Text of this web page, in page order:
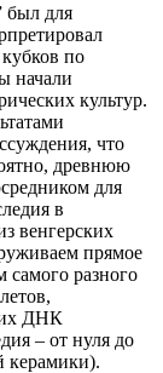
был для
по
начали
культур.
что
древнюю
для
в
венгерских
прямое
самого разного
их ДНК
– от нуля до
керамики).